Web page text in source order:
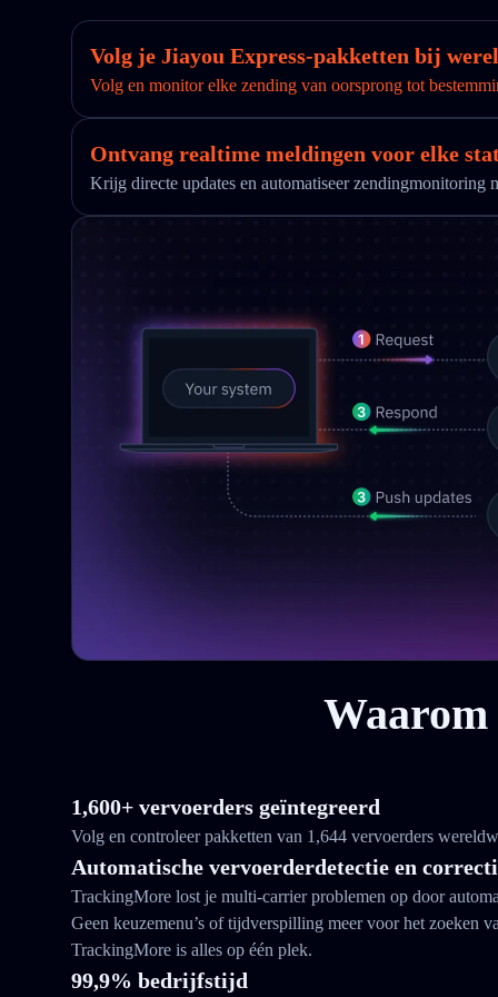
Volg je Jiayou Express-pakketten bij
Volg en monitor elke zending van oorsprong tot
Ontvang realtime meldingen voor elke
Krijg directe updates en automatiseer
1,600+ vervoerders geïntegreerd
Volg en controleer pakketten van 1,644 vervoerders
Automatische vervoerderdetectie en
TrackingMore lost je multi-carrier problemen op door
Geen keuzemenu’s of tijdverspilling meer voor het zoeken
TrackingMore is alles op één plek.
99,9% bedrijfstijd